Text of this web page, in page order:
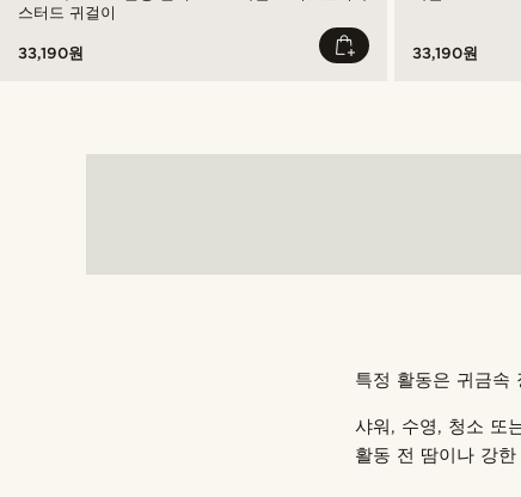
스터드 귀걸이
33,190원 33,190원
특정 활동은 귀금속
샤워, 수영, 청소 또
활동 전 땀이나 강